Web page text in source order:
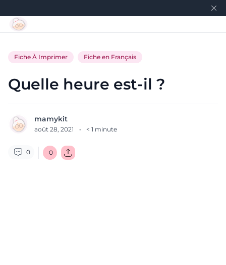
Fiche À Imprimer Fiche en Français
Quelle heure est-il ?
mamykit
août 28, 2021 · < 1 minute
0 0